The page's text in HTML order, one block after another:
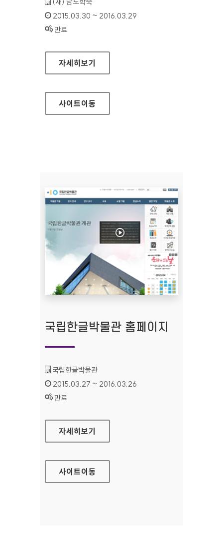
인증기간 :
2015.03.30 ~ 2016.03.29
상태 :
만료
남도학숙 홈페이지
자세히보기
사이트이동
국립한글박물관 홈페이지
기관명 :
국립한글박물관
인증기간 :
2015.03.27 ~ 2016.03.26
상태 :
만료
국립한글박물관 홈페이지
자세히보기
사이트이동